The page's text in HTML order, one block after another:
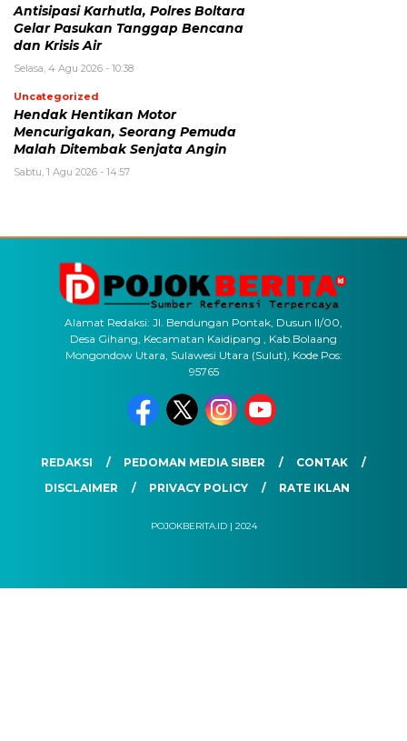
Antisipasi Karhutla, Polres Boltara
Gelar Pasukan Tanggap Bencana
dan Krisis Air
Selasa, 4 Agu 2026 - 10:38
Uncategorized
Hendak Hentikan Motor
Mencurigakan, Seorang Pemuda
Malah Ditembak Senjata Angin
Sabtu, 1 Agu 2026 - 14:57
Alamat Redaksi: Jl. Bendungan Pontak, Dusun II/00,
Desa Gihang, Kecamatan Kaidipang , Kab.Bolaang
Mongondow Utara, Sulawesi Utara (Sulut), Kode Pos:
95765
REDAKSI PEDOMAN MEDIA SIBER
CONTAK
DISCLAIMER
PRIVACY POLICY RATE IKLAN
POJOKBERITA.ID | 2024